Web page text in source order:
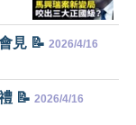
見 📝 2026/4/16
📝 2026/4/16